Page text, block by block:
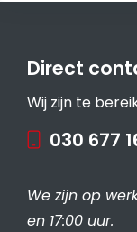
Direct
Wij zijn te
030 677
We zijn op
en 17:00 uur.